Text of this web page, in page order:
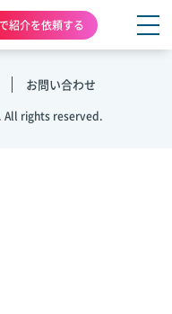
紹介を依頼する
お問い合わせ
All rights reserved.